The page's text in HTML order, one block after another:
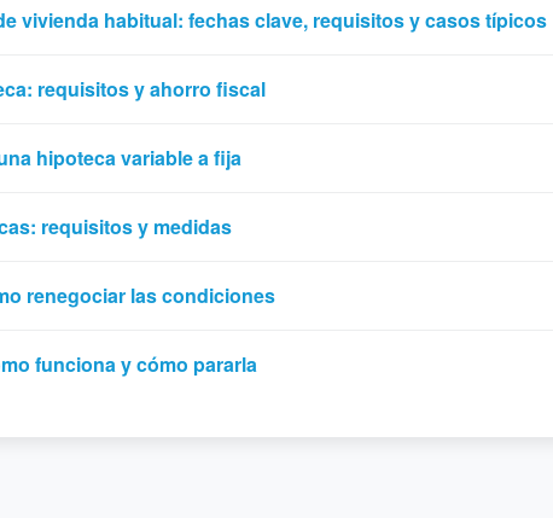
vivienda habitual: fechas clave, requisitos y casos típicos
requisitos y ahorro fiscal
hipoteca variable a fija
requisitos y medidas
renegociar las condiciones
funciona y cómo pararla